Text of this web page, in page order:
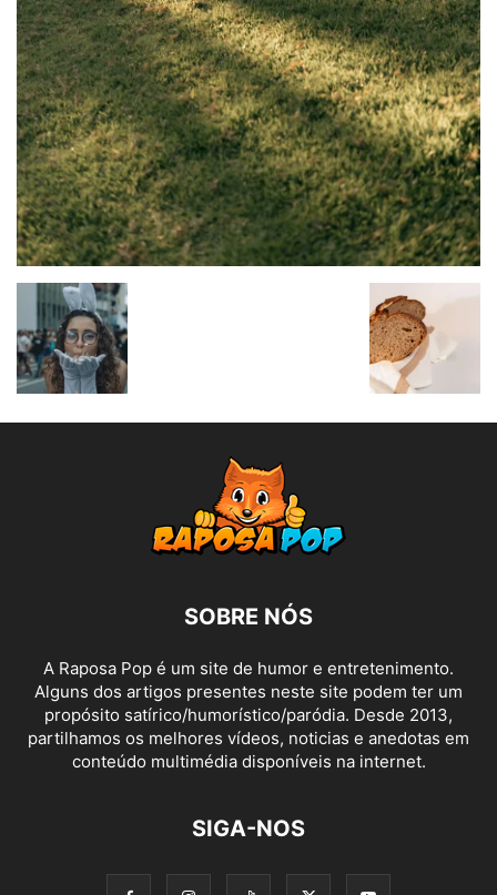
SOBRE NÓS
A Raposa Pop é um site de humor e entretenimento.
Alguns dos artigos presentes neste site podem ter um
propósito satírico/humorístico/paródia. Desde 2013,
partilhamos os melhores vídeos, noticias e anedotas em
conteúdo multimédia disponíveis na internet.
SIGA-NOS